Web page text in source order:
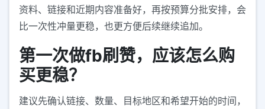
资料、链接和近期内容准备好，再按预算分批安排，会
比一次性冲量更稳，也更方便后续继续追加。
第一次做fb刷赞，应该怎么购
买更稳？
建议先确认链接、数量、目标地区和希望开始的时间，